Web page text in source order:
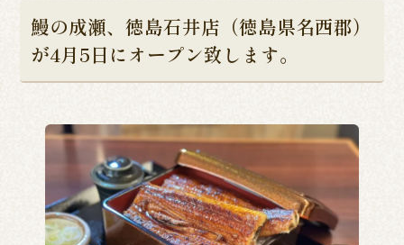
鰻の成瀬、徳島石井店（徳島県名西郡）
が4月5日にオープン致します。